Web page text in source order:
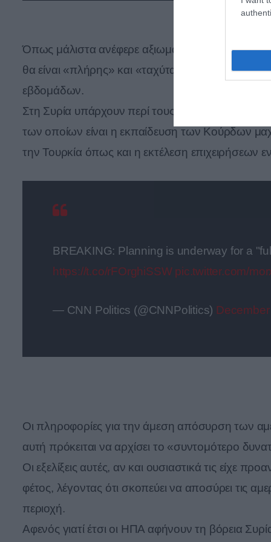
Όπως μάλιστα ανέφερε αξιωματούχος του
θα είναι «πλήρης» και «ταχύτατη», θέλοντας να
εβδομάδων.
Στη Συρία υπάρχουν περί τους 2.000
των οποίων είναι η εκπαίδευση των Κούρδων
την Τουρκία όπως και η εκτέλεση επιχειρήσεων
BREAKING: Planning is underway for a
https://t.co/rFOrghiSSW pic.twitter.com/
— CNN Politics (@CNNPolitics)
Οι πληροφορίες για την άμεση απόσυρση των
αυτή πρόκειται να αρχίσει το «συντομότερο
Οι εξελίξεις αυτές, αν και ουσιαστικά τις είχε
φέτος, λέγοντας ότι σκοπεύει να αποσύρει τις
περιοχή.
Αφενός γιατί έτσι οι ΗΠΑ αφήνουν τη βόρεια